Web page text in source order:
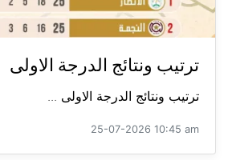
ترتيب ونتائج الدرجة الاولى
ترتيب ونتائج الدرجة الاولى ...
25-07-2026 10:45 am